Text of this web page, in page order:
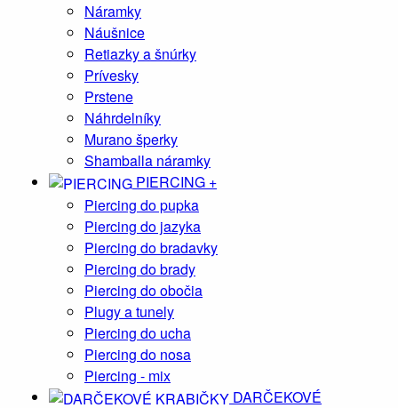
Náramky
Náušnice
Retiazky a šnúrky
Prívesky
Prstene
Náhrdelníky
Murano šperky
Shamballa náramky
PIERCING +
Piercing do pupka
Piercing do jazyka
Piercing do bradavky
Piercing do brady
Piercing do obočia
Plugy a tunely
Piercing do ucha
Piercing do nosa
Piercing - mix
DARČEKOVÉ